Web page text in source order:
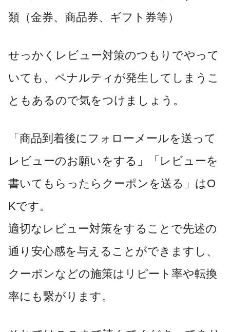
類（金券、商品券、ギフト券等）
せっかくレビュー対策のつもりでやって
いても、ペナルティが発生してしまうこ
ともあるので気をつけましょう。
「商品到着後にフォローメールを送って
レビューのお願いをする」「レビューを
書いてもらったらクーポンを送る」はO
Kです。
適切なレビュー対策をすることで先述の
通り安心感を与えることができますし、
クーポンなどの施策はリピート率や転換
率にも繋がります。